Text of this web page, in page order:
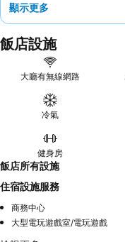
顯示更多
飯店設施
大廳有無線網路
冷氣
健身房
飯店所有設施
住宿設施服務
商務中心
大型電玩遊戲室/電玩遊戲